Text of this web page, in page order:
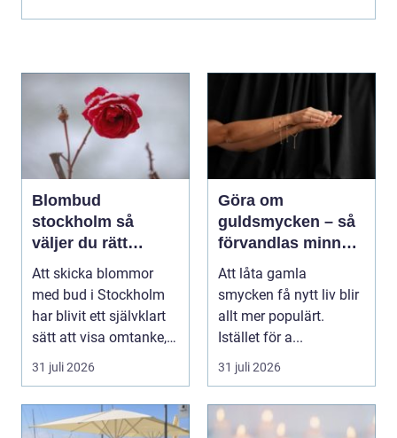
Blombud
stockholm så
väljer du rätt
blommor för varje
tillfälle
Att skicka blommor
med bud i Stockholm
har blivit ett självklart
sätt att visa omtanke,
fira stora h...
31 juli 2026
Göra om
guldsmycken – så
förvandlas minnen
till nya favoriter
Att låta gamla
smycken få nytt liv blir
allt mer populärt.
Istället för a...
31 juli 2026